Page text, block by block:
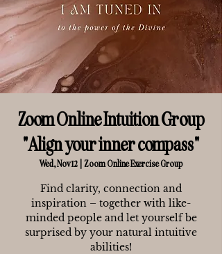
Zoom Online Intuition Group
"Align your inner compass"
Wed, Nov 12 Zoom Online Exercise Group
Find clarity, connection and
inspiration – together with like-
minded people and let yourself be
surprised by your natural intuitive
abilities!